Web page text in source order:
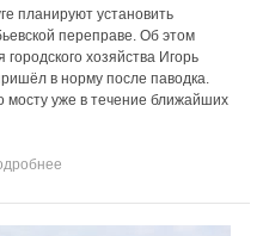
планируют установить
переправе. Об этом
хозяйства Игорь
в норму после паводка.
мосту уже в течение ближайших